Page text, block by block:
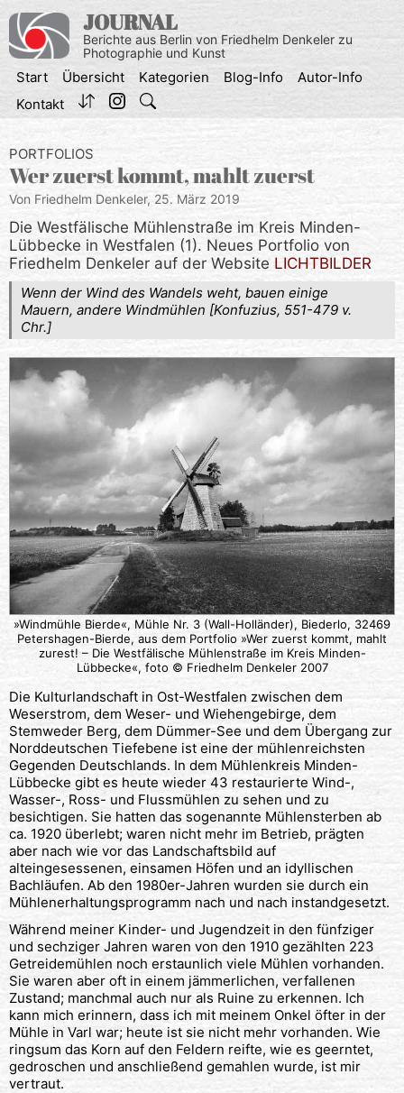
Inhalt
springen
JOURNAL
Berichte aus Berlin von Friedhelm Denkeler zu
Photographie und Kunst
Start Übersicht Kategorien Blog-Info
Autor-Info
Kontakt
PORTFOLIOS
Wer zuerst kommt, mahlt zuerst
Von Friedhelm Denkeler, 25. März 2019
Die Westfälische Mühlenstraße im Kreis Minden-
Lübbecke in Westfalen (1). Neues Portfolio von
Friedhelm Denkeler auf der Website LICHTBILDER
Wenn der Wind des Wandels weht, bauen einige
Mauern, andere Windmühlen [Konfuzius, 551-479 v.
Chr.]
»Windmühle Bierde«, Mühle Nr. 3 (Wall-Holländer), Biederlo, 32469
Petershagen-Bierde, aus dem Portfolio »Wer zuerst kommt, mahlt
zurest! – Die Westfälische Mühlenstraße im Kreis Minden-
Lübbecke«, foto © Friedhelm Denkeler 2007
Die Kulturlandschaft in Ost-Westfalen zwischen dem
Weserstrom, dem Weser- und Wiehengebirge, dem
Stemweder Berg, dem Dümmer-See und dem Übergang zur
Norddeutschen Tiefebene ist eine der mühlenreichsten
Gegenden Deutschlands. In dem Mühlenkreis Minden-
Lübbecke gibt es heute wieder 43 restaurierte Wind-,
Wasser-, Ross- und Flussmühlen zu sehen und zu
besichtigen. Sie hatten das sogenannte Mühlensterben ab
ca. 1920 überlebt; waren nicht mehr im Betrieb, prägten
aber nach wie vor das Landschaftsbild auf
alteingesessenen, einsamen Höfen und an idyllischen
Bachläufen. Ab den 1980er-Jahren wurden sie durch ein
Mühlenerhaltungsprogramm nach und nach instandgesetzt.
Während meiner Kinder- und Jugendzeit in den fünfziger
und sechziger Jahren waren von den 1910 gezählten 223
Getreidemühlen noch erstaunlich viele Mühlen vorhanden.
Sie waren aber oft in einem jämmerlichen, verfallenen
Zustand; manchmal auch nur als Ruine zu erkennen. Ich
kann mich erinnern, dass ich mit meinem Onkel öfter in der
Mühle in Varl war; heute ist sie nicht mehr vorhanden. Wie
ringsum das Korn auf den Feldern reifte, wie es geerntet,
gedroschen und anschließend gemahlen wurde, ist mir
vertraut.